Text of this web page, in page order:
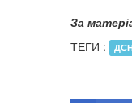
За
ТЕГИ :